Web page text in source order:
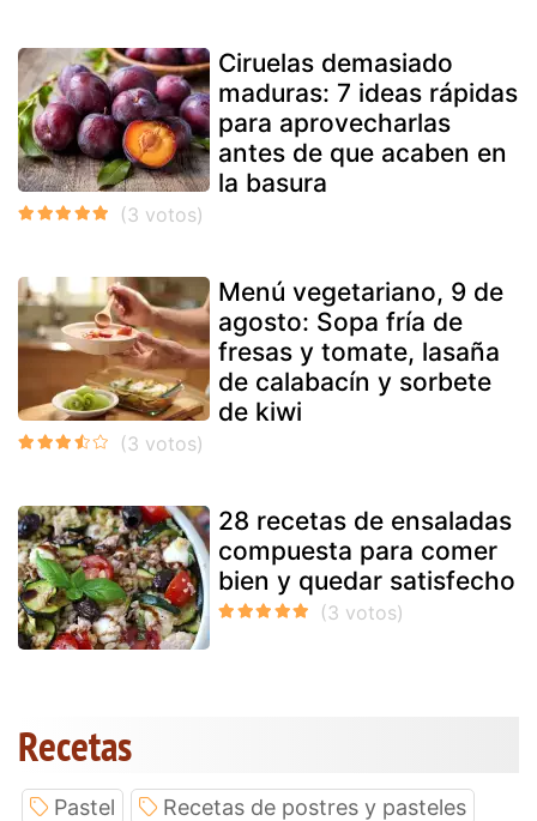
Ciruelas demasiado
maduras: 7 ideas rápidas
para aprovecharlas
antes de que acaben en
la basura
Menú vegetariano, 9 de
agosto: Sopa fría de
fresas y tomate, lasaña
de calabacín y sorbete
de kiwi
28 recetas de ensaladas
compuesta para comer
bien y quedar satisfecho
Recetas
Pastel Recetas de postres y pasteles